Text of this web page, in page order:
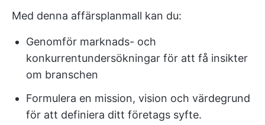
Med denna affärsplanmall kan du:
Genomför marknads- och
konkurrentundersökningar för att få insikter
om branschen
Formulera en mission, vision och värdegrund
för att definiera ditt företags syfte.